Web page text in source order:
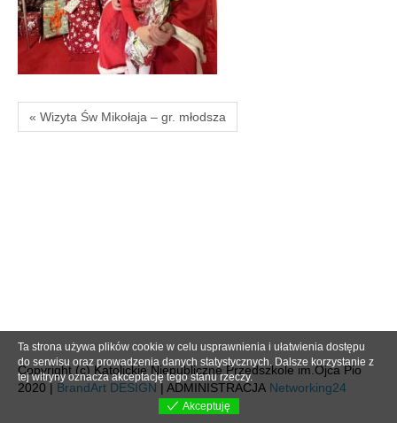
« Wizyta Św Mikołaja – gr. młodsza
Copyright (c) Katolickie Niepubliczne Przedszkole im.Ojca Pio
2020 | BrandArt DESIGN | ADMINISTRACJA Networking24
Ta strona używa plików cookie w celu usprawnienia i ułatwienia dostępu
do serwisu oraz prowadzenia danych statystycznych. Dalsze korzystanie z
tej witryny oznacza akceptację tego stanu rzeczy.
Akceptuję